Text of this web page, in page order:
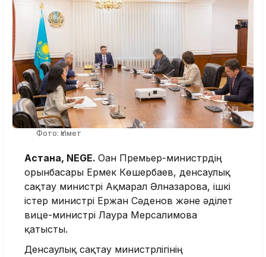
Фото: Үкімет
Астана, NEGE. Оған Премьер-министрдің
орынбасары Ермек Көшербаев, денсаулық
сақтау министрі Ақмарал Әлназарова, ішкі
істер министрі Ержан Сәденов және әділет
вице-министрі Лаура Мерсалимова
қатысты.
Денсаулық сақтау министрлігінің